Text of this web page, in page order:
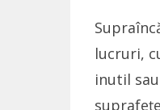
lucruri,
inutil